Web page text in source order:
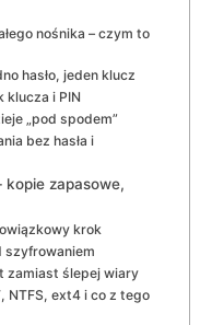
nośnika – czym to
hasło, jeden klucz
klucza i PIN
„pod spodem”
bez hasła i
kopie zapasowe,
krok
szyfrowaniem
zamiast ślepej wiary
NTFS, ext4 i co z tego